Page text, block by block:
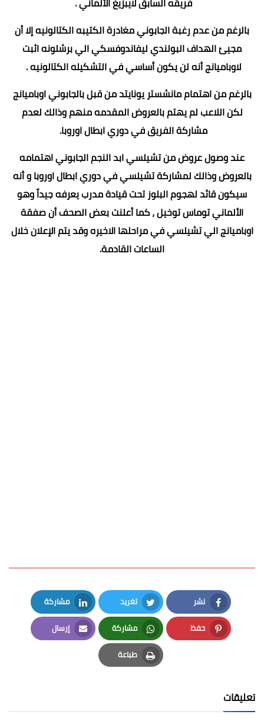
بالرغم من عدم رغبة الجابوني مغادرة الكتيبه الكتالونيه إلا أن
مجيئ الهداف البولندي ليفاندوفسكي الي برشلونه اثبت
لاوباميانج أنه لن يكون أساسي في التشكيله الكتالونيه .
بالرغم من اهتمام مانشستر يونايتد من قبل بالجابوني اوباميانج
لكن اللاعب لم يهتم بالعروض المقدمه منهم وذالك لعدم
مشاركة الفريق في دوري ابطال اوروبا.
عند وصول عروض من تشيلسي ابد النجم الجابوني اهتمامه
بالعروض وذالك لمشاركة تشيلسي في دوري ابطال اوروبا و أنه
سيكون قائد لهجوم البلوز تحت قيادة مدرب يعرفه جيداً وهو
الألماني توماس توخيل ، كما أعلنت بعض الصحف أن صفقة
اوباميانج الي تشيلسي في مراحلها الاخيره وقد يتم الإعلان خلال
الساعات القادمة.
نشر
Facebook
تغريد
Twitter
مشاركة
LinkedIn
حفظ
Pinterest
مشاركة
Whatsapp
إرسال
Email
طباعة
Print
تعليقات